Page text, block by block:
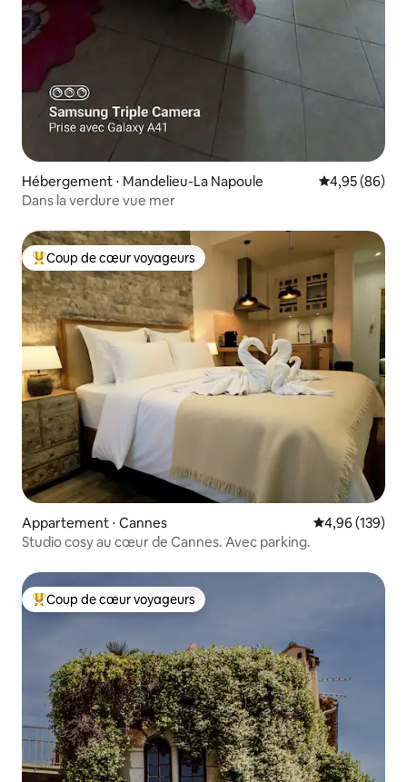
Hébergement ⋅ Mandelieu-La Napoule Évaluation
4,95 (86)
Dans la verdure vue mer
Coups de cœur voyageurs les plus appréciés
Coup de cœur voyageurs
Appartement ⋅ Cannes Évaluation
4,96 (139)
Studio cosy au cœur de Cannes. Avec parking.
Coups de cœur voyageurs les plus appréciés
Coup de cœur voyageurs